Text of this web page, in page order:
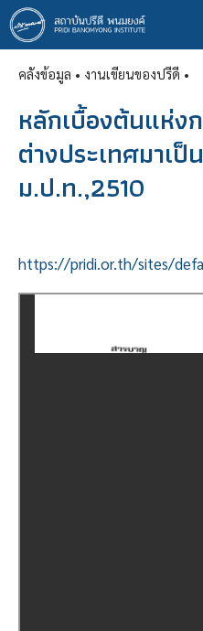
ข้าม
ไป
ยัง
เนื้อหา
คลังข้อมูล • งานเขียนของปรีดี •
หลักเบื้องต้นแห่ง
ต่างประเทศมาเ
ม.ป.ท.,2510
https://pridi.or.th/sites/